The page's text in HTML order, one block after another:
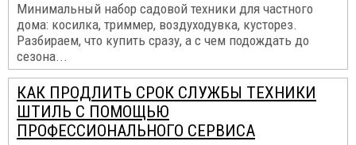
Минимальный набор садовой техники для частного
дома: косилка, триммер, воздуходувка, кусторез.
Разбираем, что купить сразу, а с чем подождать до
сезона...
КАК ПРОДЛИТЬ СРОК СЛУЖБЫ ТЕХНИКИ
ШТИЛЬ С ПОМОЩЬЮ
ПРОФЕССИОНАЛЬНОГО СЕРВИСА